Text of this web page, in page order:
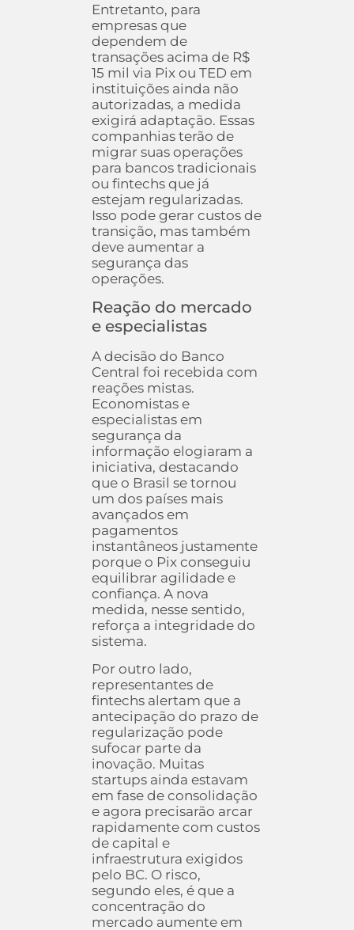
Entretanto, para
empresas que
dependem de
transações acima de R$
15 mil via Pix ou TED em
instituições ainda não
autorizadas, a medida
exigirá adaptação. Essas
companhias terão de
migrar suas operações
para bancos tradicionais
ou fintechs que já
estejam regularizadas.
Isso pode gerar custos de
transição, mas também
deve aumentar a
segurança das
operações.
Reação do mercado
e especialistas
A decisão do Banco
Central foi recebida com
reações mistas.
Economistas e
especialistas em
segurança da
informação elogiaram a
iniciativa, destacando
que o Brasil se tornou
um dos países mais
avançados em
pagamentos
instantâneos justamente
porque o Pix conseguiu
equilibrar agilidade e
confiança. A nova
medida, nesse sentido,
reforça a integridade do
sistema.
Por outro lado,
representantes de
fintechs alertam que a
antecipação do prazo de
regularização pode
sufocar parte da
inovação. Muitas
startups ainda estavam
em fase de consolidação
e agora precisarão arcar
rapidamente com custos
de capital e
infraestrutura exigidos
pelo BC. O risco,
segundo eles, é que a
concentração do
mercado aumente em